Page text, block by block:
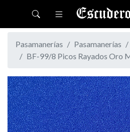
Toggle navigation
Pasamanerías Pasamanerías
BF-99/8 Picos Rayados Oro